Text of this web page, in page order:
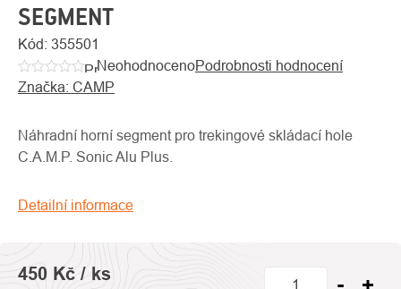
SEGMENT
Kód: 355501
Průměrné
hodnocení
je
0,0
5
NeohodnocenoPodrobnosti hodnocení
Značka: CAMP
Náhradní horní segment pro trekingové skládací hole
C.A.M.P. Sonic Alu Plus.
Detailní informace
450 Kč / ks